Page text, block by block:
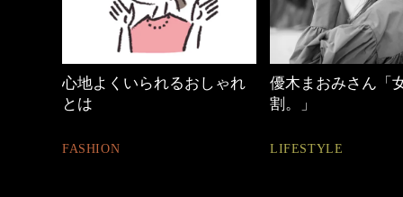
地よくいられるおしゃれ
優木まおみさん「女の時間
LIFESTYLE